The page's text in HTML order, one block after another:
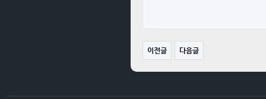
이전글 다음글